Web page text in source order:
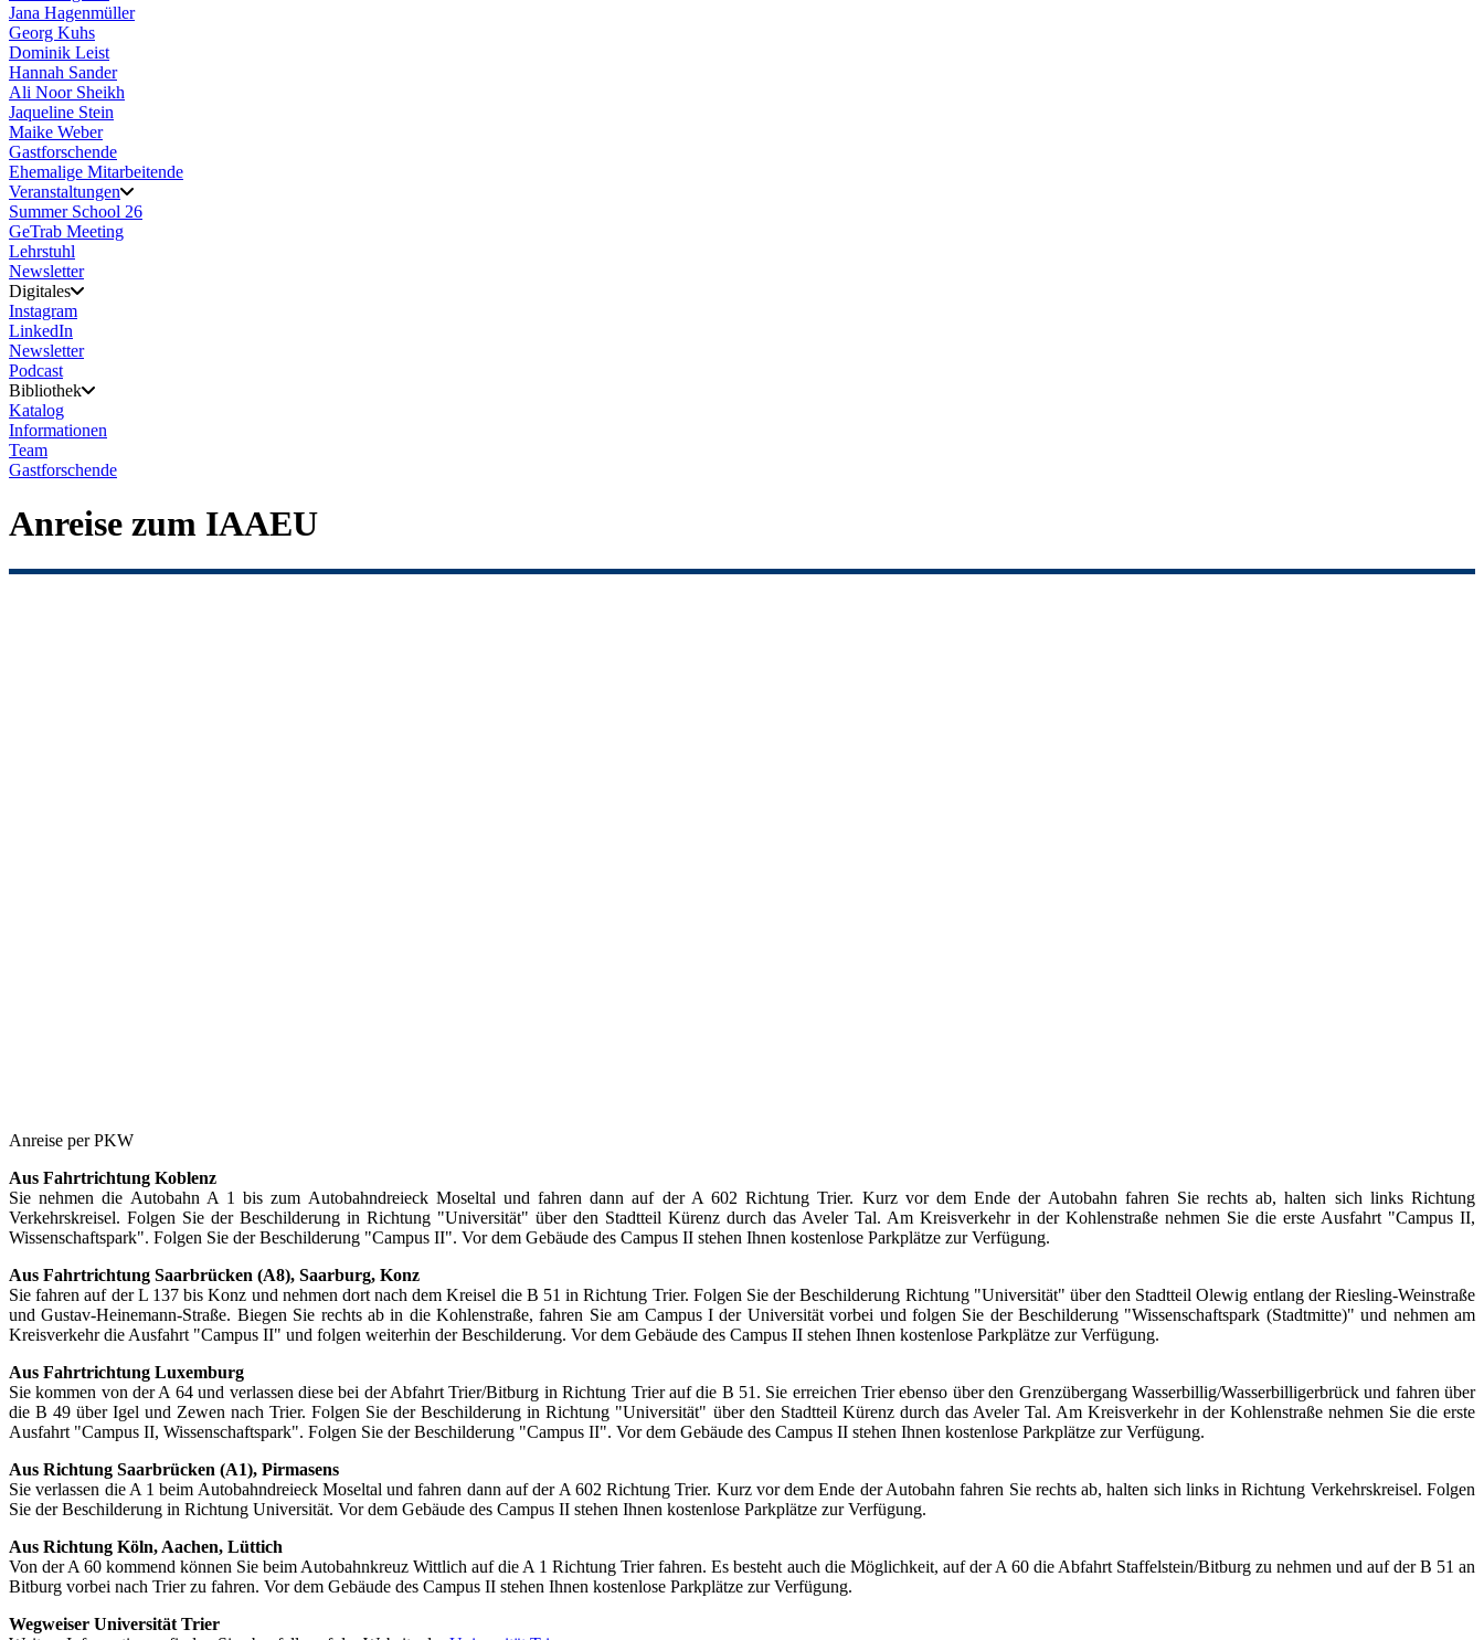
Jana Hagenmüller
Georg Kuhs
Dominik Leist
Hannah Sander
Ali Noor Sheikh
Jaqueline Stein
Maike Weber
Gastforschende
Ehemalige Mitarbeitende
Veranstaltungen
Summer School 26
GeTrab Meeting
Lehrstuhl
Newsletter
Digitales
Instagram
LinkedIn
Newsletter
Podcast
Bibliothek
Katalog
Informationen
Team
Gastforschende
Anreise zum IAAEU
Anreise per PKW
Aus Fahrtrichtung Koblenz
Sie nehmen die Autobahn A 1 bis zum Autobahndreieck Moseltal und fahren dann auf der A 602 Richtung Trier. Kurz vor dem Ende der Autobahn fahren Sie rechts ab, halten sich links Richtung
Verkehrskreisel. Folgen Sie der Beschilderung in Richtung "Universität" über den Stadtteil Kürenz durch das Aveler Tal. Am Kreisverkehr in der Kohlenstraße nehmen Sie die erste Ausfahrt "Campus II,
Wissenschaftspark". Folgen Sie der Beschilderung "Campus II". Vor dem Gebäude des Campus II stehen Ihnen kostenlose Parkplätze zur Verfügung.
Aus Fahrtrichtung Saarbrücken (A8), Saarburg, Konz
Sie fahren auf der L 137 bis Konz und nehmen dort nach dem Kreisel die B 51 in Richtung Trier. Folgen Sie der Beschilderung Richtung "Universität" über den Stadtteil Olewig entlang der Riesling-Weinstraße
und Gustav-Heinemann-Straße. Biegen Sie rechts ab in die Kohlenstraße, fahren Sie am Campus I der Universität vorbei und folgen Sie der Beschilderung "Wissenschaftspark (Stadtmitte)" und nehmen am
Kreisverkehr die Ausfahrt "Campus II" und folgen weiterhin der Beschilderung. Vor dem Gebäude des Campus II stehen Ihnen kostenlose Parkplätze zur Verfügung.
Aus Fahrtrichtung Luxemburg
Sie kommen von der A 64 und verlassen diese bei der Abfahrt Trier/Bitburg in Richtung Trier auf die B 51. Sie erreichen Trier ebenso über den Grenzübergang Wasserbillig/Wasserbilligerbrück und fahren über
die B 49 über Igel und Zewen nach Trier. Folgen Sie der Beschilderung in Richtung "Universität" über den Stadtteil Kürenz durch das Aveler Tal. Am Kreisverkehr in der Kohlenstraße nehmen Sie die erste
Ausfahrt "Campus II, Wissenschaftspark". Folgen Sie der Beschilderung "Campus II". Vor dem Gebäude des Campus II stehen Ihnen kostenlose Parkplätze zur Verfügung.
Aus Richtung Saarbrücken (A1), Pirmasens
Sie verlassen die A 1 beim Autobahndreieck Moseltal und fahren dann auf der A 602 Richtung Trier. Kurz vor dem Ende der Autobahn fahren Sie rechts ab, halten sich links in Richtung Verkehrskreisel. Folgen
Sie der Beschilderung in Richtung Universität. Vor dem Gebäude des Campus II stehen Ihnen kostenlose Parkplätze zur Verfügung.
Aus Richtung Köln, Aachen, Lüttich
Von der A 60 kommend können Sie beim Autobahnkreuz Wittlich auf die A 1 Richtung Trier fahren. Es besteht auch die Möglichkeit, auf der A 60 die Abfahrt Staffelstein/Bitburg zu nehmen und auf der B 51 an
Bitburg vorbei nach Trier zu fahren. Vor dem Gebäude des Campus II stehen Ihnen kostenlose Parkplätze zur Verfügung.
Wegweiser Universität Trier